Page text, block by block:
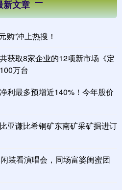
新文章
购”冲上热搜！
获取8家企业的12项新市场《定
万台
利最多预增近140%！今年股价
亚谦比希铜矿东南矿采矿掘进订
装看演唱会，同场富婆闺蜜团